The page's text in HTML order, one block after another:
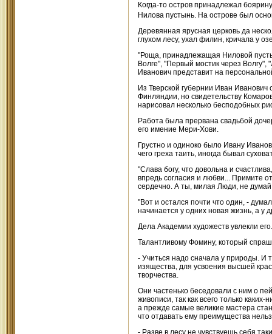
Когда-то остров принадлежал
Нилова пустынь. На острове был
Деревянная ярусная церковь да
глухом лесу, ухал филин, кричала у
"Роща, принадлежащая Ниловой
Волге", "Первый мостик через
Иванович представит на
Из Тверской губернии Иван
Финляндии, но свидетельству
нарисовал несколько бесподобных
Работа была прервана свадьбой
его имение Мери-Хови.
Грустно и одиноко было Ивану
чего греха таить, иногда бывал
"Слава богу, что довольна и
впредь согласия и любви... Примите
сердечно. А ты, милая Люди, не
"Вот и остался почти что один, -
начинается у одних новая жизнь, а у
Дела Академии художеств увлекли
Талантливому Фомину, который
- Учиться надо сначала у природы. И
изящества, для усвоения высшей
творчества.
Они частенько беседовали с ним о
живописи, так как всего только
а прежде самые великие мастера
что отдавать ему преимущества
- Разве в лесу не чувствуешь себя